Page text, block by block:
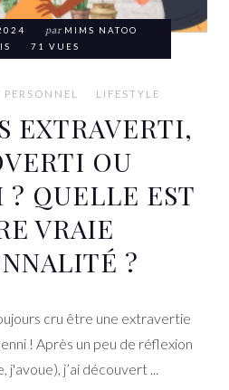
par MIMS NATOO
71 VUES
LIFESTYLE
EXTRAVERTI,
OU
QUELLE EST
VRAIE
?
cru être une extravertie
! Après un peu de réflexion
j’ai découvert ...